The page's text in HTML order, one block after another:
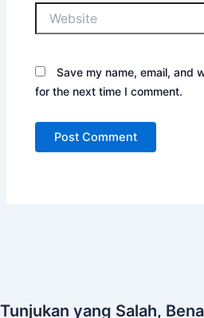
Save my name, email, and
for the next time I comment.
Tunjukan yang Salah,